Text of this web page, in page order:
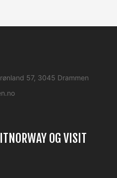
57, 3045 Drammen
OG VISIT